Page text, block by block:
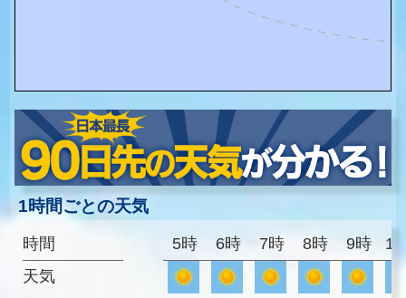
1時間ごとの天気
時間
天気
5時 6時 7時 8時 9時